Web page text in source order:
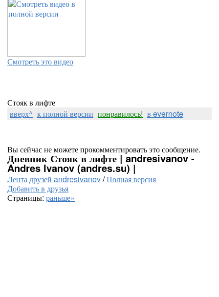
Смотреть это видео
Стояк в лифте
вверх^ к полной версии понравилось! в evernote
Вы сейчас не можете прокомментировать это сообщение.
Дневник Стояк в лифте | andresivanov -
Andres Ivanov (andres.su) |
Лента друзей andresivanov/Полная версия
Добавить в друзья
Страницы: раньше»